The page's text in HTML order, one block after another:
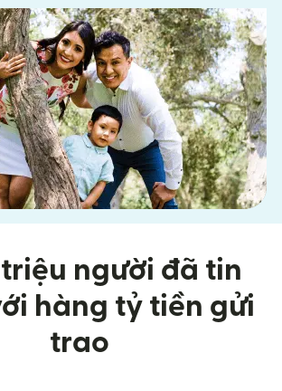
triệu người đã tin
hàng tỷ tiền gửi
trao